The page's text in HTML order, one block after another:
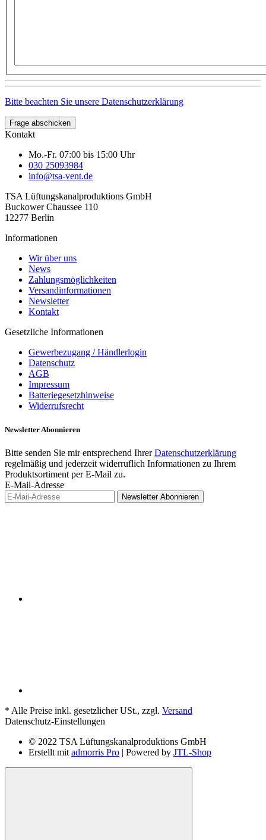
Bitte beachten Sie unsere Datenschutzerklärung
Frage abschicken
Kontakt
Mo.-Fr. 07:00 bis 15:00 Uhr
030 25093984
info@tsa-vent.de
TSA Lüftungskanal­produktions GmbH
Buckower Chaussee 110
12277 Berlin
Informationen
Wir über uns
News
Zahlungsmöglichkeiten
Versandinformationen
Newsletter
Kontakt
Gesetzliche Informationen
Gewerbezugang / Händlerlogin
Datenschutz
AGB
Impressum
Batteriegesetzhinweise
Widerrufsrecht
Newsletter Abonnieren
Bitte senden Sie mir entsprechend IhrerDatenschutzerklärung
regelmäßig und jederzeit widerruflich Informationen zu Ihrem
Produktsortiment per E-Mail zu.
E-Mail-Adresse
Newsletter Abonnieren
* Alle Preise inkl. gesetzlicher USt., zzgl. Versand
Datenschutz-Einstellungen
© 2022 TSA Lüftungskanalproduktions GmbH
Erstellt mit admorris Pro | Powered by JTL-Shop